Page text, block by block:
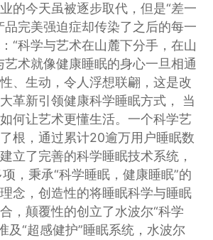
的今天虽被逐步取代，但是“差一
品完美强迫症却传染了之后的每一
“科学与艺术在山麓下分手，在山
艺术就像健康睡眠的身心一旦相通
、生动，令人浮想联翩，这是改
革新引领健康科学睡眠方式， 当
何让艺术更懂生活。一个科学艺
根，通过累计20逾万用户睡眠数
立了完善的科学睡眠技术系统，
，秉承“科学睡眠，健康睡眠”的
念，创造性的将睡眠科学与睡眠
，颠覆性的创立了水波尔“科学
及“超感健护”睡眠系统，水波尔